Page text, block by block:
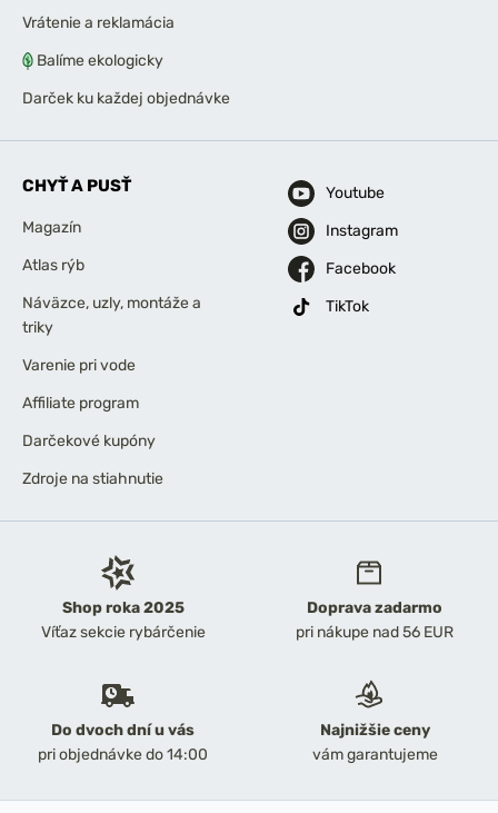
Shop roka 2025
Víťaz sekcie rybárčenie
Doprava zadarmo
pri nákupe nad 56 EUR
Do dvoch dní u vás
pri objednávke do 14:00
Najnižšie ceny
vám garantujeme
Vrátenie a reklamácia
Balíme ekologicky
Darček ku každej objednávke
CHYŤ A PUSŤ
Magazín
Atlas rýb
Náväzce, uzly, montáže a
triky
Varenie pri vode
Affiliate program
Darčekové kupóny
Zdroje na stiahnutie
Youtube
Instagram
Facebook
TikTok